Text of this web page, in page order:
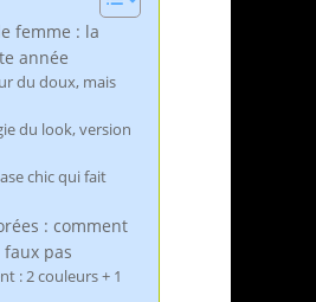
femme : la
année
du doux, mais
du look, version
chic qui fait
: comment
pas
: 2 couleurs + 1